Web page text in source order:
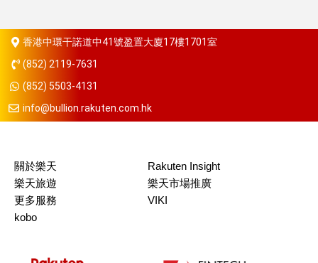
香港中環干諾道中41號盈置大廈17樓1701室
(852) 2119-7631
(852) 5503-4131
info@bullion.rakuten.com.hk
關於樂天
Rakuten Insight
樂天旅遊
樂天市場推廣
更多服務
VIKI
kobo